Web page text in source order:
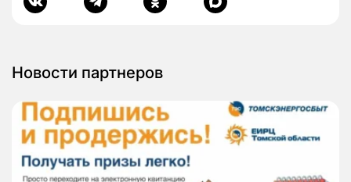
Новости партнеров